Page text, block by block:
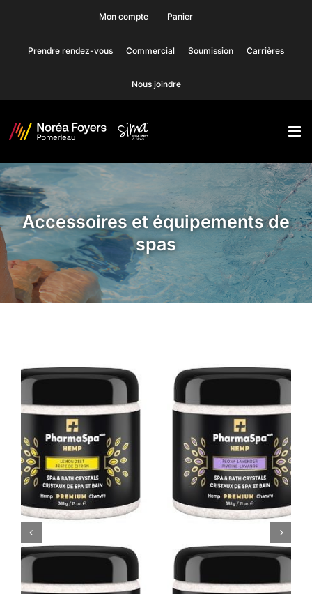
content
Mon compte Panier
Prendre rendez-vous Commercial Soumission Carrières
Nous joindre
Accessoires et équipements de
spas